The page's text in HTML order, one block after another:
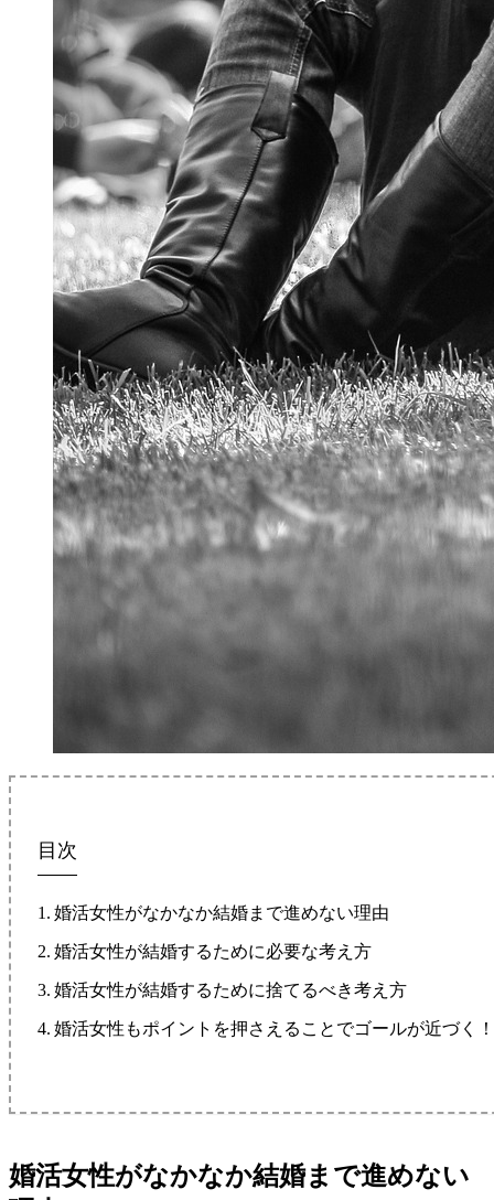
目次
婚活女性がなかなか結婚まで進めない理由
婚活女性が結婚するために必要な考え方
婚活女性が結婚するために捨てるべき考え方
婚活女性もポイントを押さえることでゴールが近づく
婚活女性がなかなか結婚まで進めない